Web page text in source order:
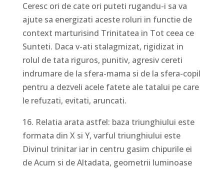
Ceresc ori de cate ori puteti rugandu-i sa va
ajute sa energizati aceste roluri in functie de
context marturisind Trinitatea in Tot ceea ce
Sunteti. Daca v-ati stalagmizat, rigidizat in
rolul de tata riguros, punitiv, agresiv cereti
indrumare de la sfera-mama si de la sfera-copil
pentru a dezveli acele fatete ale tatalui pe care
le refuzati, evitati, aruncati.
16. Relatia arata astfel: baza triunghiului este
formata din X si Y, varful triunghiului este
Divinul trinitar iar in centru gasim chipurile ei
de Acum si de Altadata, geometrii luminoase